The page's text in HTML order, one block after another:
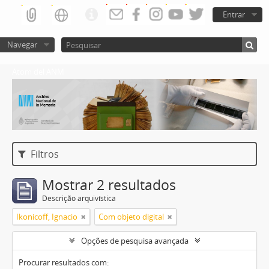
Entrar
Navegar
Filtros
Mostrar 2 resultados
Descrição arquivística
Ikonicoff, Ignacio Com objeto digital
Opções de pesquisa avançada
Procurar resultados com: